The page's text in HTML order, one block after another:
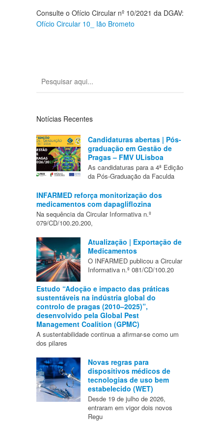
Consulte o Ofício Circular nº 10/2021 da DGAV:
Ofício Circular 10_ Ião Brometo
Notícias Recentes
Candidaturas abertas | Pós-
graduação em Gestão de
Pragas – FMV ULisboa
As candidaturas para a 4ª Edição
da Pós-Graduação da Faculda
INFARMED reforça monitorização dos
medicamentos com dapagliflozina
Na sequência da Circular Informativa n.º
079/CD/100.20.200,
Atualização | Exportação de
Medicamentos
O INFARMED publicou a Circular
Informativa n.º 081/CD/100.20
Estudo “Adoção e impacto das práticas
sustentáveis na indústria global do
controlo de pragas (2010–2025)”,
desenvolvido pela Global Pest
Management Coalition (GPMC)
A sustentabilidade continua a afirmar-se como um
dos pilares
Novas regras para
dispositivos médicos de
tecnologias de uso bem
estabelecido (WET)
Desde 19 de julho de 2026,
entraram em vigor dois novos
Regu